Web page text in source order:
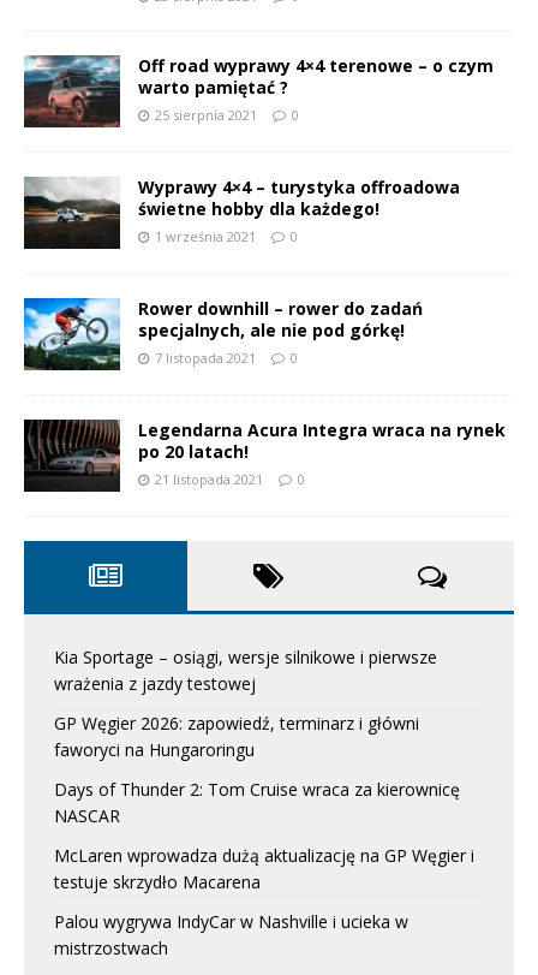
Off road wyprawy 4×4 terenowe – o czym
warto pamiętać ?
25 sierpnia 2021 0
Wyprawy 4×4 – turystyka offroadowa
świetne hobby dla każdego!
1 września 2021 0
Rower downhill – rower do zadań
specjalnych, ale nie pod górkę!
7 listopada 2021 0
Legendarna Acura Integra wraca na rynek
po 20 latach!
21 listopada 2021 0
Kia Sportage – osiągi, wersje silnikowe i pierwsze
wrażenia z jazdy testowej
GP Węgier 2026: zapowiedź, terminarz i główni
faworyci na Hungaroringu
Days of Thunder 2: Tom Cruise wraca za kierownicę
NASCAR
McLaren wprowadza dużą aktualizację na GP Węgier i
testuje skrzydło Macarena
Palou wygrywa IndyCar w Nashville i ucieka w
mistrzostwach